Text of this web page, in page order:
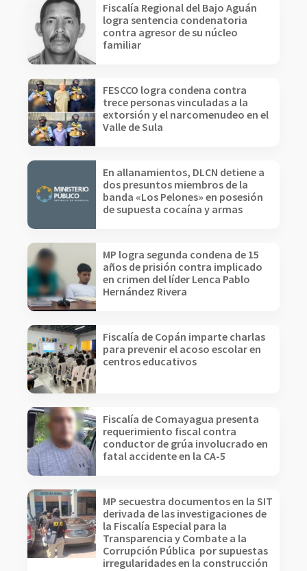
Fiscalía Regional del Bajo Aguán
logra sentencia condenatoria
contra agresor de su núcleo
familiar
FESCCO logra condena contra
trece personas vinculadas a la
extorsión y el narcomenudeo en el
Valle de Sula
En allanamientos, DLCN detiene a
dos presuntos miembros de la
banda «Los Pelones» en posesión
de supuesta cocaína y armas
MP logra segunda condena de 15
años de prisión contra implicado
en crimen del líder Lenca Pablo
Hernández Rivera
Fiscalía de Copán imparte charlas
para prevenir el acoso escolar en
centros educativos
Fiscalía de Comayagua presenta
requerimiento fiscal contra
conductor de grúa involucrado en
fatal accidente en la CA-5
MP secuestra documentos en la SIT
derivada de las investigaciones de
la Fiscalía Especial para la
Transparencia y Combate a la
Corrupción Pública por supuestas
irregularidades en la construcción